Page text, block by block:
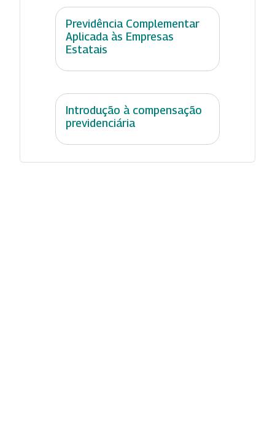
Previdência Complementar
Aplicada às Empresas
Estatais
Introdução à compensação
previdenciária